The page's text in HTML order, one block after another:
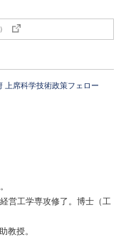
上席科学技術政策フェロー
営工学専攻修了。博士（工
教授。